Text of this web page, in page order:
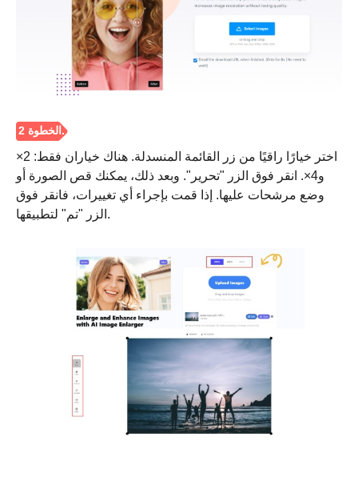
اختر خيارًا راقيًا من زر القائمة المنسدلة. هناك خياران فقط: 2×
و4×. انقر فوق الزر "تحرير". وبعد ذلك، يمكنك قص الصورة أو
وضع مرشحات عليها. إذا قمت بإجراء أي تغييرات، فانقر فوق
الزر "تم" لتطبيقها.